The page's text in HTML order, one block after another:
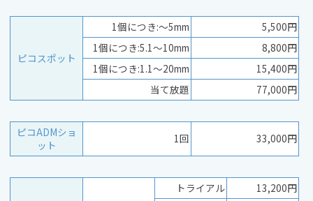
ピコスポット
1個につき:～5mm
5,500円
1個につき:5.1～10mm
8,800円
1個につき:1.1～20mm
15,400円
当て放題
77,000円
ピコADMショ
ット
1回 33,000円
トライアル
13,200円